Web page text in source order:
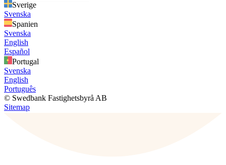
Sverige
Svenska
Spanien
Svenska
English
Español
Portugal
Svenska
English
Português
© Swedbank Fastighetsbyrå AB
Sitemap